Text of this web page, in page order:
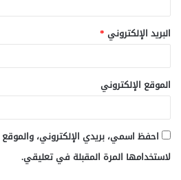
البريد الإلكتروني *
الموقع الإلكتروني
احفظ اسمي، بريدي الإلكتروني،
لاستخدامها المرة المقبلة في تعليقي.